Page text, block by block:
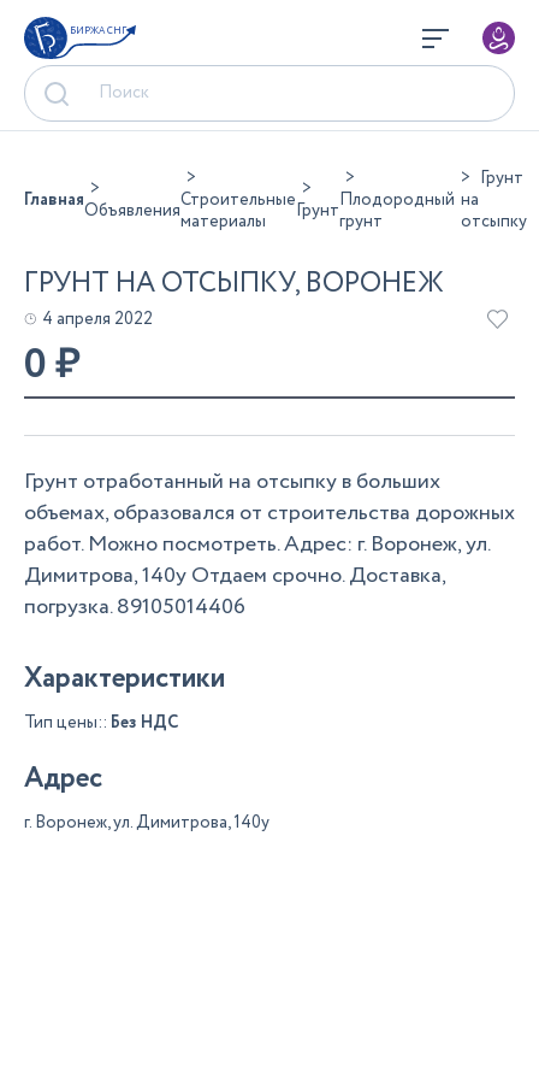
БИРЖА СНГ
ГлавнаяОбъявленияСтроительные
материалы
ГрунтПлодородный
грунт
Грунт
на
отсыпку
ГРУНТ НА ОТСЫПКУ, ВОРОНЕЖ
4 апреля 2022
0₽
Грунт отработанный на отсыпку в больших
объемах, образовался от строительства дорожных
работ. Можно посмотреть. Адрес: г. Воронеж, ул.
Димитрова, 140у Отдаем срочно. Доставка,
погрузка. 89105014406
Характеристики
Тип цены:: Без НДС
Адрес
г. Воронеж, ул. Димитрова, 140у